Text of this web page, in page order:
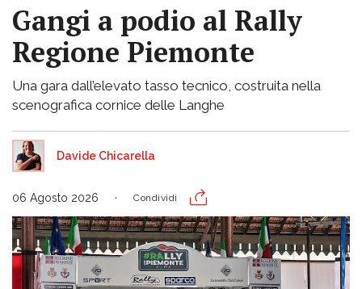
Gangi a podio al Rally
Regione Piemonte
Una gara dall’elevato tasso tecnico, costruita nella
scenografica cornice delle Langhe
Davide Chicarella
06 Agosto 2026 Condividi